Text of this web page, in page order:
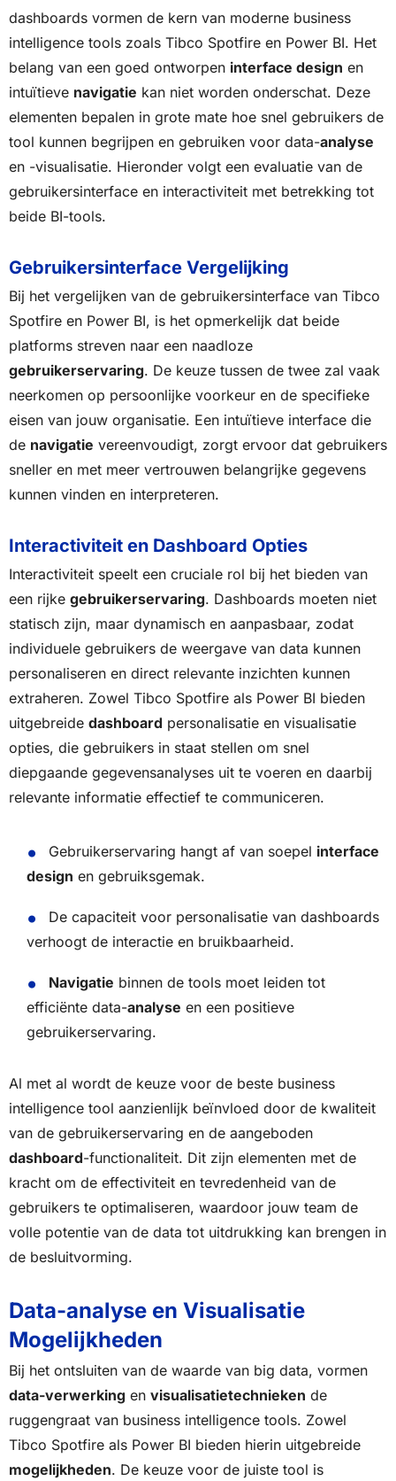
dashboards vormen de kern van moderne business
intelligence tools zoals Tibco Spotfire en Power BI. Het
belang van een goed ontworpen interface design en
intuïtieve navigatie kan niet worden onderschat. Deze
elementen bepalen in grote mate hoe snel gebruikers de
tool kunnen begrijpen en gebruiken voor data-analyse
en -visualisatie. Hieronder volgt een evaluatie van de
gebruikersinterface en interactiviteit met betrekking tot
beide BI-tools.
Gebruikersinterface Vergelijking
Bij het vergelijken van de gebruikersinterface van Tibco
Spotfire en Power BI, is het opmerkelijk dat beide
platforms streven naar een naadloze
gebruikerservaring. De keuze tussen de twee zal vaak
neerkomen op persoonlijke voorkeur en de specifieke
eisen van jouw organisatie. Een intuïtieve interface die
de navigatie vereenvoudigt, zorgt ervoor dat gebruikers
sneller en met meer vertrouwen belangrijke gegevens
kunnen vinden en interpreteren.
Interactiviteit en Dashboard Opties
Interactiviteit speelt een cruciale rol bij het bieden van
een rijke gebruikerservaring. Dashboards moeten niet
statisch zijn, maar dynamisch en aanpasbaar, zodat
individuele gebruikers de weergave van data kunnen
personaliseren en direct relevante inzichten kunnen
extraheren. Zowel Tibco Spotfire als Power BI bieden
uitgebreide dashboard personalisatie en visualisatie
opties, die gebruikers in staat stellen om snel
diepgaande gegevensanalyses uit te voeren en daarbij
relevante informatie effectief te communiceren.
Gebruikerservaring hangt af van soepel interface
design en gebruiksgemak.
De capaciteit voor personalisatie van dashboards
verhoogt de interactie en bruikbaarheid.
Navigatie binnen de tools moet leiden tot
efficiënte data-analyse en een positieve
gebruikerservaring.
Al met al wordt de keuze voor de beste business
intelligence tool aanzienlijk beïnvloed door de kwaliteit
van de gebruikerservaring en de aangeboden
dashboard-functionaliteit. Dit zijn elementen met de
kracht om de effectiviteit en tevredenheid van de
gebruikers te optimaliseren, waardoor jouw team de
volle potentie van de data tot uitdrukking kan brengen in
de besluitvorming.
Data-analyse en Visualisatie
Mogelijkheden
Bij het ontsluiten van de waarde van big data, vormen
data-verwerking en visualisatietechnieken de
ruggengraat van business intelligence tools. Zowel
Tibco Spotfire als Power BI bieden hierin uitgebreide
mogelijkheden. De keuze voor de juiste tool is